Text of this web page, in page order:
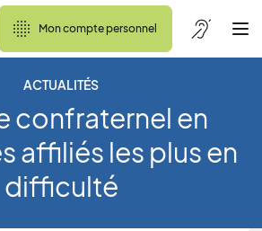
Mon compte personnel
ACTUALITÉS
confraternel en
affiliés les plus en
difficulté